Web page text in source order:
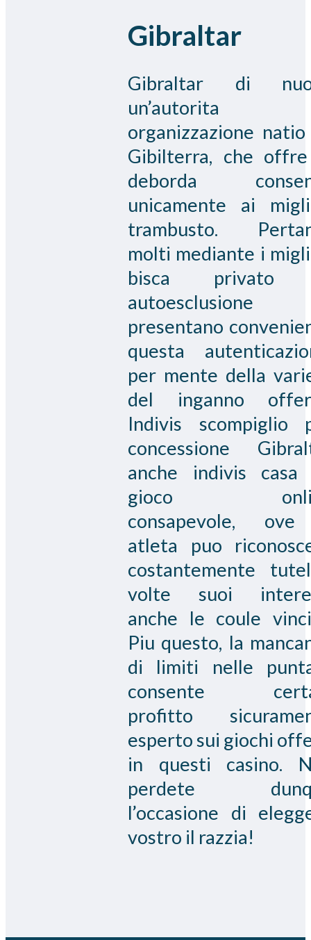
Gibraltar
Gibraltar di
un’autorita
organizzazione natio
Gibilterra, che
deborda
unicamente ai
trambusto.
molti mediante i
bisca privato
autoesclusione
presentano
questa
per mente della
del inganno
Indivis scompiglio
concessione
anche indivis casa
gioco
consapevole,
atleta puo
costantemente
volte suoi
anche le coule
Piu questo, la
di limiti nelle
consente
profitto
esperto sui giochi
in questi casino.
perdete
l’occasione di
vostro il razzia!